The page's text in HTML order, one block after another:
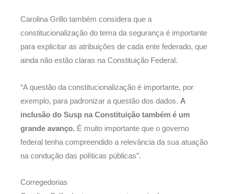
Carolina Grillo também considera que a
constitucionalização do tema da segurança é importante
para explicitar as atribuições de cada ente federado, que
ainda não estão claras na Constituição Federal.
“A questão da constitucionalização é importante, por
exemplo, para padronizar a questão dos dados. A
inclusão do Susp na Constituição também é um
grande avanço. É muito importante que o governo
federal tenha compreendido a relevância da sua atuação
na condução das políticas públicas”.
Corregedorias